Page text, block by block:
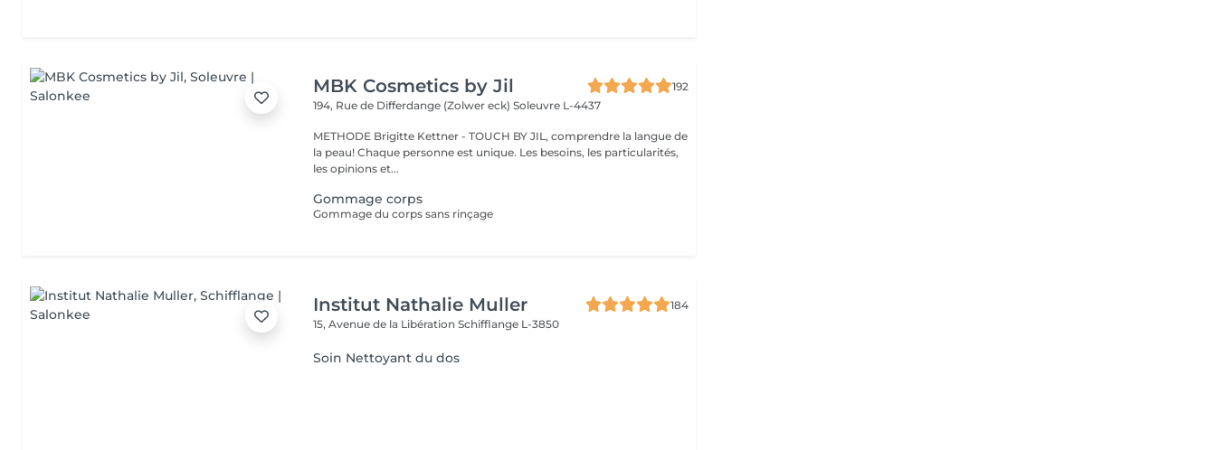
MBK Cosmetics by Jil
192
194, Rue de Differdange (Zolwer eck)Soleuvre L-4437
METHODE Brigitte Kettner - TOUCH BY JIL, comprendre la langue de
la peau! Chaque personne est unique. Les besoins, les particularités,
les opinions et...
Gommage corps
Gommage du corps sans rinçage
Institut Nathalie Muller
184
15, Avenue de la LibérationSchifflange L-3850
Soin Nettoyant du dos